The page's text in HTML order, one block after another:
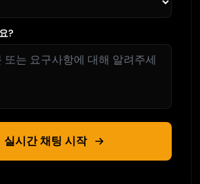
?
실시간 채팅 시작